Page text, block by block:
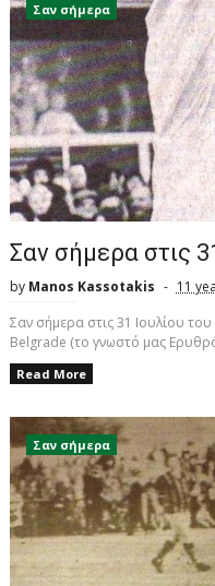
Σαν σήμερα
Σαν σήμερα στις
by Manos Kassotakis
11
Σαν σήμερα στις 31 Ιουλίου
Belgrade (το γνωστό μας
Read More
Σαν σήμερα